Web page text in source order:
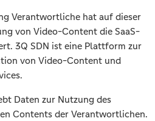
Verantwortliche hat auf dieser
von Video-Content die SaaS-
3Q SDN ist eine Plattform zur
von Video-Content und
Daten zur Nutzung des
Contents der Verantwortlichen.